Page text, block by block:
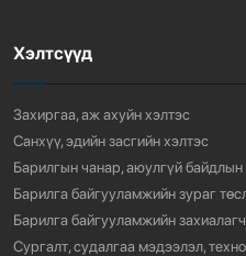
Хэлтсүүд
Захиргаа, аж ахуйн хэлтэс
Санхүү, эдийн засгийн хэлтэс
Барилгын чанар, аюулгүй байдлын
Барилга байгууламжийн зураг
Барилга байгууламжийн
Сургалт, судалгаа мэдээлэл,